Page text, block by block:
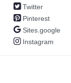
Twitter
Pinterest
Sites.google
Instagram